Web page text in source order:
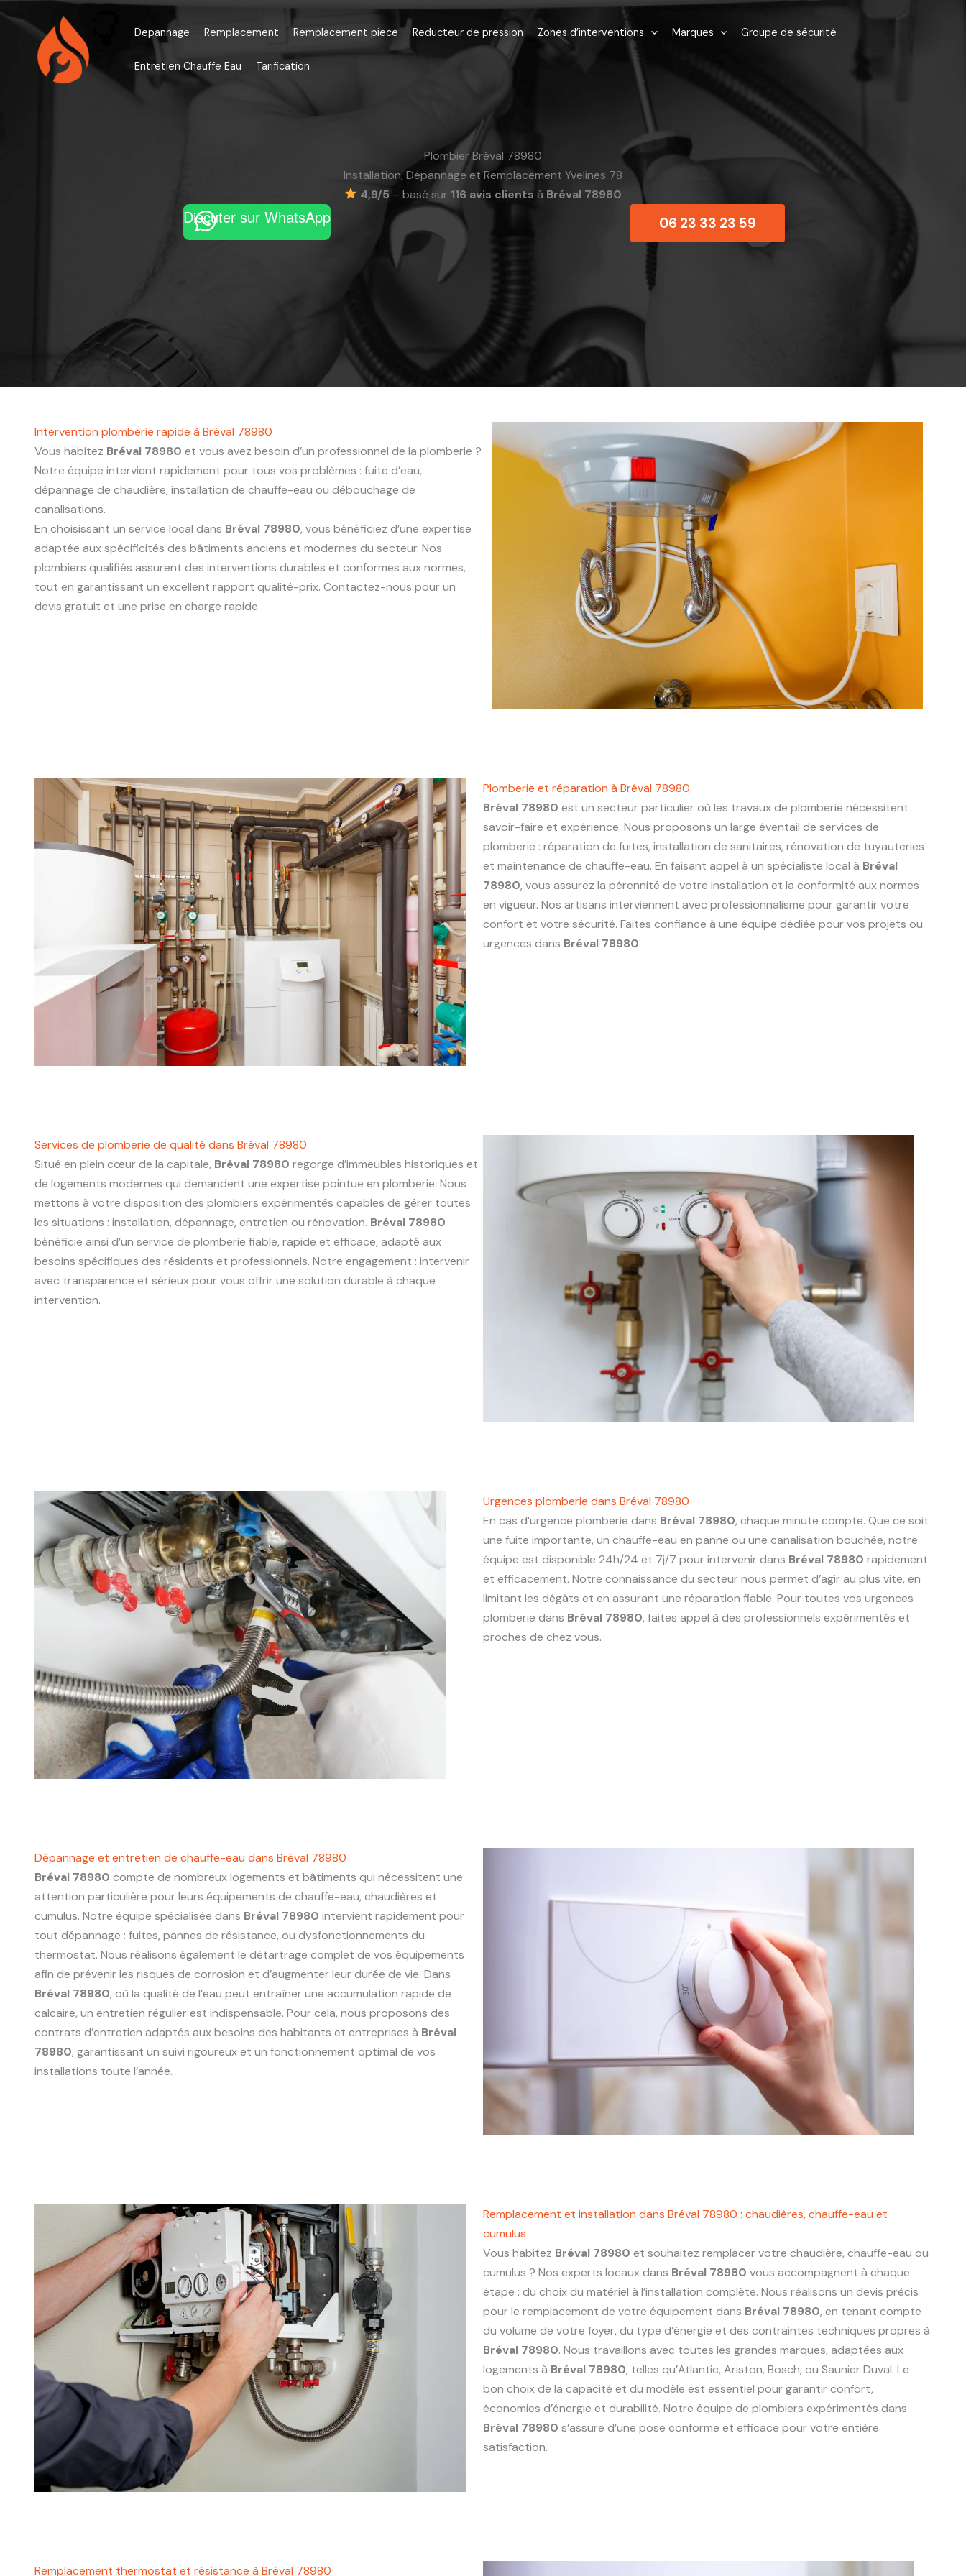
Aller
contenu
Depannage Remplacement Remplacement piece Reducteur de pression Zones d’interventions Marques Groupe de sécurité
Entretien Chauffe Eau Tarification
Plombier Bréval 78980
Installation, Dépannage et Remplacement Yvelines 78
4,9/5 – basé sur 116 avis clients à Bréval 78980
Discuter sur WhatsApp 06 23 33 23 59
Intervention plomberie rapide à Bréval 78980
Vous habitez Bréval 78980 et vous avez besoin d’un professionnel de la plomberie ?
Notre équipe intervient rapidement pour tous vos problèmes : fuite d’eau,
dépannage de chaudière, installation de chauffe-eau ou débouchage de
canalisations.
En choisissant un service local dans Bréval 78980, vous bénéficiez d’une expertise
adaptée aux spécificités des bâtiments anciens et modernes du secteur. Nos
plombiers qualifiés assurent des interventions durables et conformes aux normes,
tout en garantissant un excellent rapport qualité-prix. Contactez-nous pour un
devis gratuit et une prise en charge rapide.
Plomberie et réparation à Bréval 78980
Bréval 78980 est un secteur particulier où les travaux de plomberie nécessitent
savoir-faire et expérience. Nous proposons un large éventail de services de
plomberie : réparation de fuites, installation de sanitaires, rénovation de tuyauteries
et maintenance de chauffe-eau. En faisant appel à un spécialiste local à Bréval
78980, vous assurez la pérennité de votre installation et la conformité aux normes
en vigueur. Nos artisans interviennent avec professionnalisme pour garantir votre
confort et votre sécurité. Faites confiance à une équipe dédiée pour vos projets ou
urgences dans Bréval 78980.
Services de plomberie de qualité dans Bréval 78980
Situé en plein cœur de la capitale, Bréval 78980 regorge d’immeubles historiques et
de logements modernes qui demandent une expertise pointue en plomberie. Nous
mettons à votre disposition des plombiers expérimentés capables de gérer toutes
les situations : installation, dépannage, entretien ou rénovation. Bréval 78980
bénéficie ainsi d’un service de plomberie fiable, rapide et efficace, adapté aux
besoins spécifiques des résidents et professionnels. Notre engagement : intervenir
avec transparence et sérieux pour vous offrir une solution durable à chaque
intervention.
Urgences plomberie dans Bréval 78980
En cas d’urgence plomberie dans Bréval 78980, chaque minute compte. Que ce soit
une fuite importante, un chauffe-eau en panne ou une canalisation bouchée, notre
équipe est disponible 24h/24 et 7j/7 pour intervenir dans Bréval 78980 rapidement
et efficacement. Notre connaissance du secteur nous permet d’agir au plus vite, en
limitant les dégâts et en assurant une réparation fiable. Pour toutes vos urgences
plomberie dans Bréval 78980, faites appel à des professionnels expérimentés et
proches de chez vous.
Dépannage et entretien de chauffe-eau dans Bréval 78980
Bréval 78980 compte de nombreux logements et bâtiments qui nécessitent une
attention particulière pour leurs équipements de chauffe-eau, chaudières et
cumulus. Notre équipe spécialisée dans Bréval 78980 intervient rapidement pour
tout dépannage : fuites, pannes de résistance, ou dysfonctionnements du
thermostat. Nous réalisons également le détartrage complet de vos équipements
afin de prévenir les risques de corrosion et d’augmenter leur durée de vie. Dans
Bréval 78980, où la qualité de l’eau peut entraîner une accumulation rapide de
calcaire, un entretien régulier est indispensable. Pour cela, nous proposons des
contrats d’entretien adaptés aux besoins des habitants et entreprises à Bréval
78980, garantissant un suivi rigoureux et un fonctionnement optimal de vos
installations toute l’année.
Remplacement et installation dans Bréval 78980 : chaudières, chauffe-eau et
cumulus
Vous habitez Bréval 78980 et souhaitez remplacer votre chaudière, chauffe-eau ou
cumulus ? Nos experts locaux dans Bréval 78980 vous accompagnent à chaque
étape : du choix du matériel à l’installation complète. Nous réalisons un devis précis
pour le remplacement de votre équipement dans Bréval 78980, en tenant compte
du volume de votre foyer, du type d’énergie et des contraintes techniques propres à
Bréval 78980. Nous travaillons avec toutes les grandes marques, adaptées aux
logements à Bréval 78980, telles qu’Atlantic, Ariston, Bosch, ou Saunier Duval. Le
bon choix de la capacité et du modèle est essentiel pour garantir confort,
économies d’énergie et durabilité. Notre équipe de plombiers expérimentés dans
Bréval 78980 s’assure d’une pose conforme et efficace pour votre entière
satisfaction.
Remplacement thermostat et résistance à Bréval 78980